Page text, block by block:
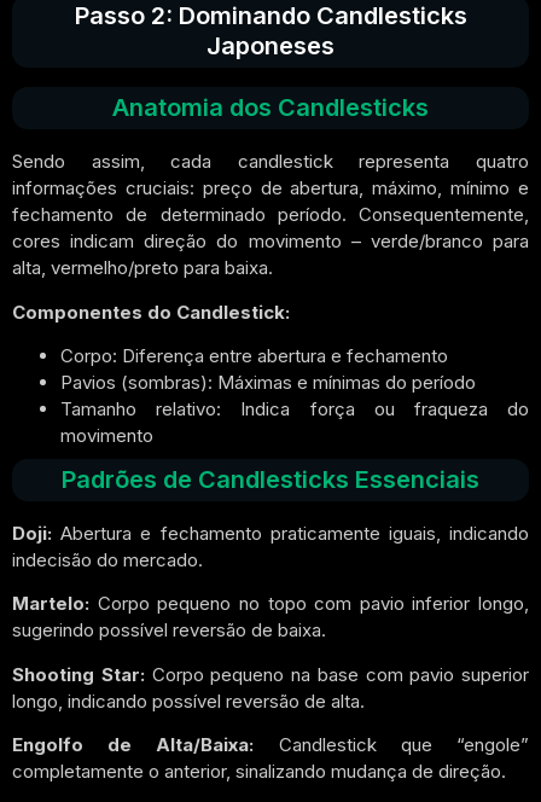
Passo 2: Dominando Candlesticks
Japoneses
Anatomia dos Candlesticks
Sendo assim, cada candlestick representa quatro
informações cruciais: preço de abertura, máximo, mínimo e
fechamento de determinado período. Consequentemente,
cores indicam direção do movimento – verde/branco para
alta, vermelho/preto para baixa.
Componentes do Candlestick:
Corpo: Diferença entre abertura e fechamento
Pavios (sombras): Máximas e mínimas do período
Tamanho relativo: Indica força ou fraqueza do
movimento
Padrões de Candlesticks Essenciais
Doji: Abertura e fechamento praticamente iguais, indicando
indecisão do mercado.
Martelo: Corpo pequeno no topo com pavio inferior longo,
sugerindo possível reversão de baixa.
Shooting Star: Corpo pequeno na base com pavio superior
longo, indicando possível reversão de alta.
Engolfo de Alta/Baixa: Candlestick que “engole”
completamente o anterior, sinalizando mudança de direção.